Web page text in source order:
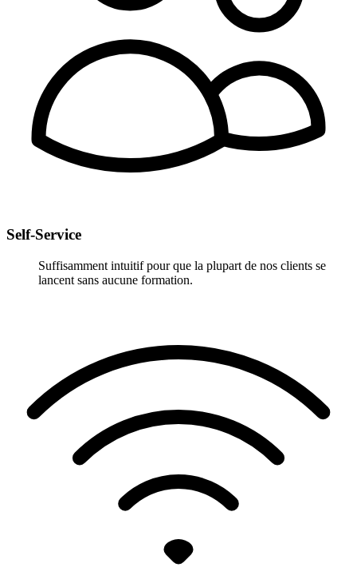
Self-Service
Suffisamment intuitif pour que la plupart de nos clients se
lancent sans aucune formation.